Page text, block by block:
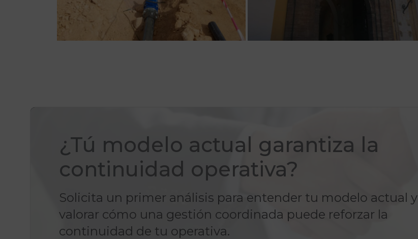
¿Tú modelo actual garantiza la
continuidad operativa?
Solicita un primer análisis para entender tu modelo actual y
valorar cómo una gestión coordinada puede reforzar la
continuidad de tu operativa.